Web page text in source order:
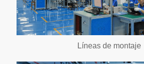
Líneas de montaje